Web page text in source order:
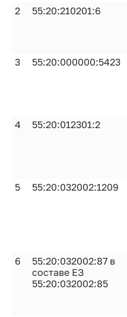
2
55:20:210201:6
3
55:20:000000:5423
4
55:20:012301:2
5
55:20:032002:1209
6
55:20:032002:87 в
составе ЕЗ
55:20:032002:85